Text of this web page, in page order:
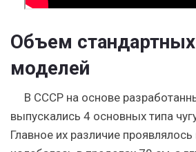
Объем
моделей
В СССР на основе
выпускались 4 основных типа
Главное их различие